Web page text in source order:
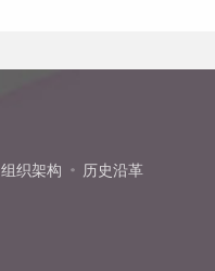
组织架构
历史沿革